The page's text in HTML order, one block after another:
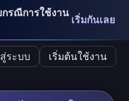
กรณีการใช้งาน
เริ่มกันเลย
ระบบ เริ่มต้นใช้งาน